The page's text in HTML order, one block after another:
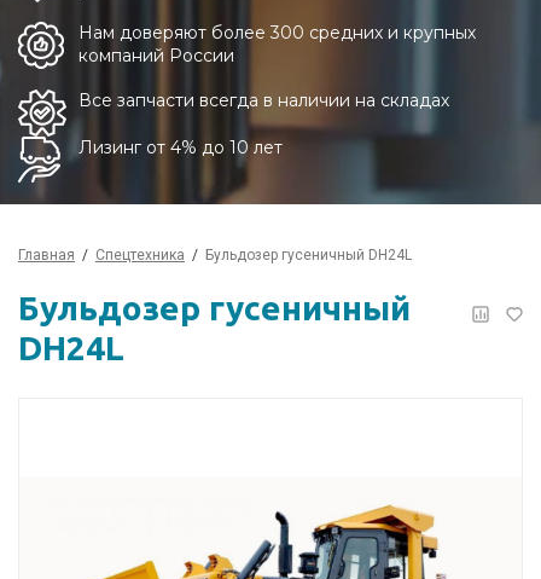
Нам доверяют более 300 средних и крупных
компаний России
Все запчасти всегда в наличии на складах
Лизинг от 4% до 10 лет
Главная Спецтехника Бульдозер гусеничный DH24L
Бульдозер гусеничный
DH24L